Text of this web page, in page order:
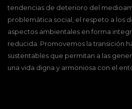
tendencias de deterioro del
problemática social, el respeto a los
aspectos ambientales en forma
reducida. Promovemos la transición
sustentables que permitan a las
una vida digna y armoniosa con el